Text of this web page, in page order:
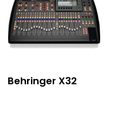
Behringer X32